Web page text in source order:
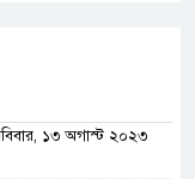
১৩ অগাস্ট ২০২৩